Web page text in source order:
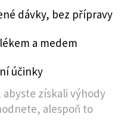
dávky, bez přípravy
a medem
účinky
získali výhody
alespoň to